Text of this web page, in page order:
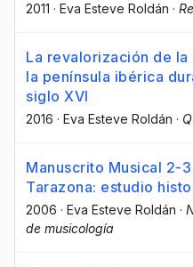
2011 · Eva Esteve Roldán ·
La revalorización de
la península ibérica
siglo XVI
2016 · Eva Esteve Roldán ·
Manuscrito Musical 2-
Tarazona: estudio
2006 · Eva Esteve Roldán ·
de musicología